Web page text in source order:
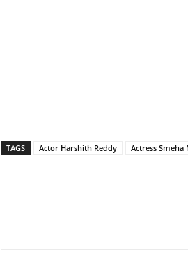
TAGS Actor Harshith Reddy Actress Smeha